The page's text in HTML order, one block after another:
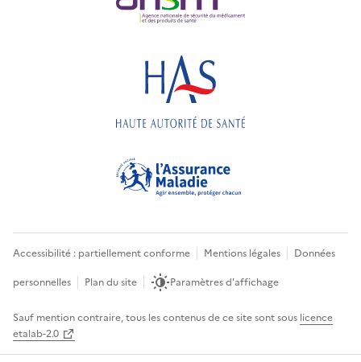
Accessibilité : partiellement conforme Mentions légales
Données
personnelles
Plan du site Paramètres d'affichage
Sauf mention contraire, tous les contenus de ce site sont sous licence
etalab-2.0